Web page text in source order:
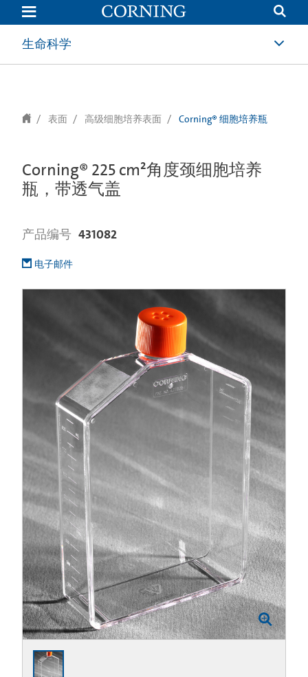
text.skipToContent
text.skipToNavigation
生命科学
表面 高级细胞培养表面 Corning® 细胞培养瓶
Corning® 225 cm²角度颈细胞培养
瓶，带透气盖
产品编号 431082
电子邮件